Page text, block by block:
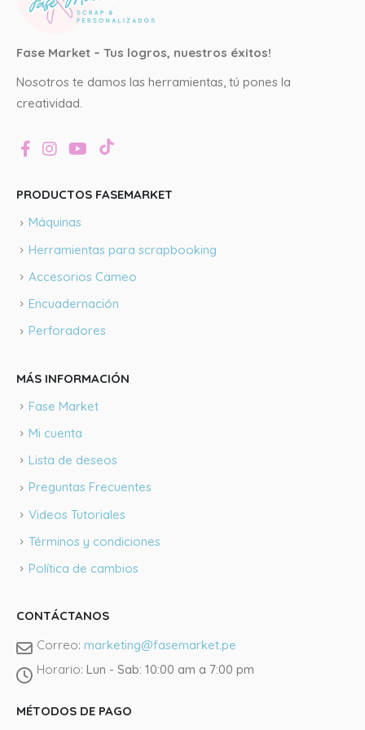
Fase Market – Tus logros, nuestros éxitos!
Nosotros te damos las herramientas, tú pones la
creatividad.
PRODUCTOS FASEMARKET
Máquinas
Herramientas para scrapbooking
Accesorios Cameo
Encuadernación
Perforadores
MÁS INFORMACIÓN
Fase Market
Mi cuenta
Lista de deseos
Preguntas Frecuentes
Videos Tutoriales
Términos y condiciones
Política de cambios
CONTÁCTANOS
Correo: marketing@fasemarket.pe
Horario: Lun - Sab: 10:00 am a 7:00 pm
MÉTODOS DE PAGO